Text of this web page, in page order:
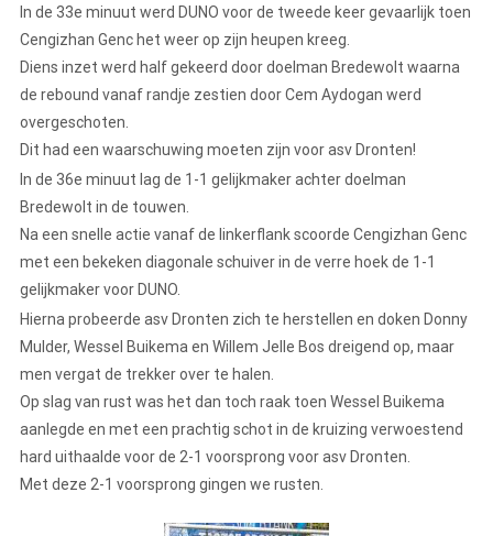
In de 33e minuut werd DUNO voor de tweede keer gevaarlijk toen
Cengizhan Genc het weer op zijn heupen kreeg.
Diens inzet werd half gekeerd door doelman Bredewolt waarna
de rebound vanaf randje zestien door Cem Aydogan werd
overgeschoten.
Dit had een waarschuwing moeten zijn voor asv Dronten!
In de 36e minuut lag de 1-1 gelijkmaker achter doelman
Bredewolt in de touwen.
Na een snelle actie vanaf de linkerflank scoorde Cengizhan Genc
met een bekeken diagonale schuiver in de verre hoek de 1-1
gelijkmaker voor DUNO.
Hierna probeerde asv Dronten zich te herstellen en doken Donny
Mulder, Wessel Buikema en Willem Jelle Bos dreigend op, maar
men vergat de trekker over te halen.
Op slag van rust was het dan toch raak toen Wessel Buikema
aanlegde en met een prachtig schot in de kruizing verwoestend
hard uithaalde voor de 2-1 voorsprong voor asv Dronten.
Met deze 2-1 voorsprong gingen we rusten.